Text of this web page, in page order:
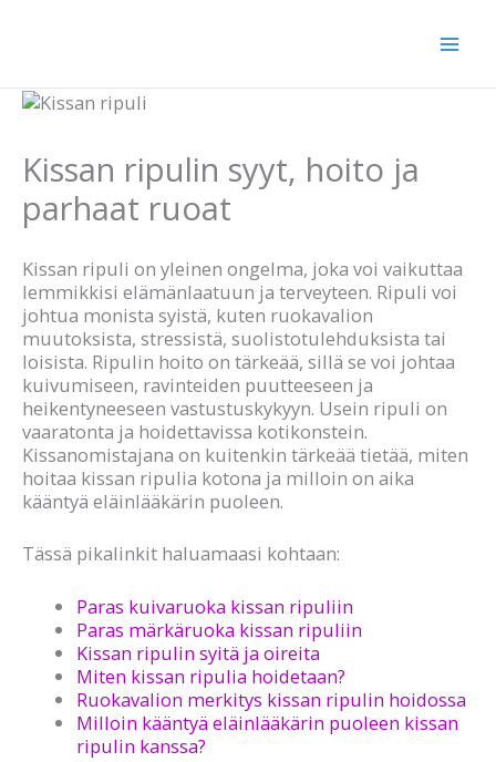
Kissan ripulin syyt, hoito ja
parhaat ruoat
Kissan ripuli on yleinen ongelma, joka voi vaikuttaa
lemmikkisi elämänlaatuun ja terveyteen. Ripuli voi
johtua monista syistä, kuten ruokavalion
muutoksista, stressistä, suolistotulehduksista tai
loisista. Ripulin hoito on tärkeää, sillä se voi johtaa
kuivumiseen, ravinteiden puutteeseen ja
heikentyneeseen vastustuskykyyn. Usein ripuli on
vaaratonta ja hoidettavissa kotikonstein.
Kissanomistajana on kuitenkin tärkeää tietää, miten
hoitaa kissan ripulia kotona ja milloin on aika
kääntyä eläinlääkärin puoleen.
Tässä pikalinkit haluamaasi kohtaan:
Paras kuivaruoka kissan ripuliin
Paras märkäruoka kissan ripuliin
Kissan ripulin syitä ja oireita
Miten kissan ripulia hoidetaan?
Ruokavalion merkitys kissan ripulin hoidossa
Milloin kääntyä eläinlääkärin puoleen kissan
ripulin kanssa?